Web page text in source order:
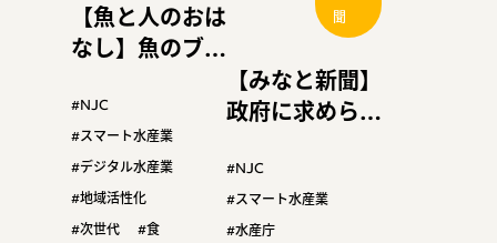
【魚と人のおは
なし】魚のブラ
験？データ？
思いってなぁ
に?!〜マシェリ
ーのつぶやき
編〜
#NJC
#スマート水産業
#デジタル水産業
#地域活性化
#次世代
#食
聞
【みなと新聞】
政府に求められ
『スマート漁業
特集／実装への
課題と対策』
#NJC
#スマート水産業
#水産庁